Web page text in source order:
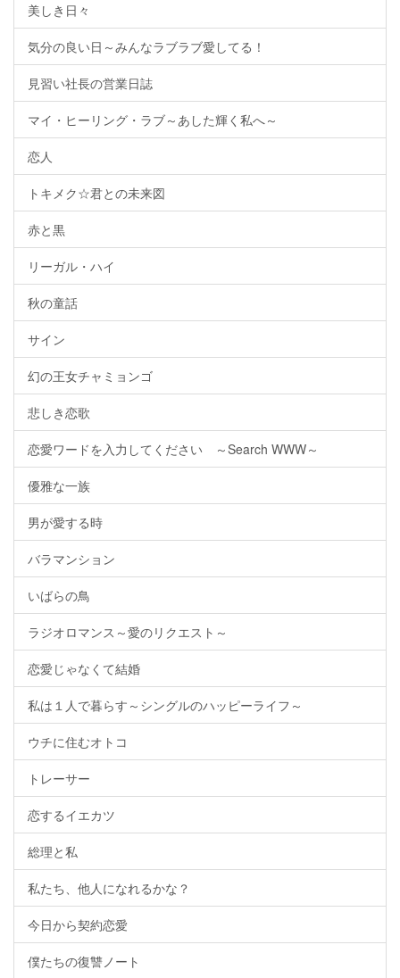
美しき日々
気分の良い日～みんなラブラブ愛してる！
見習い社長の営業日誌
マイ・ヒーリング・ラブ～あした輝く私へ～
恋人
トキメク☆君との未来図
赤と黒
リーガル・ハイ
秋の童話
サイン
幻の王女チャミョンゴ
悲しき恋歌
恋愛ワードを入力してください ～Search WWW～
優雅な一族
男が愛する時
バラマンション
いばらの鳥
ラジオロマンス～愛のリクエスト～
恋愛じゃなくて結婚
私は１人で暮らす～シングルのハッピーライフ～
ウチに住むオトコ
トレーサー
恋するイエカツ
総理と私
私たち、他人になれるかな？
今日から契約恋愛
僕たちの復讐ノート